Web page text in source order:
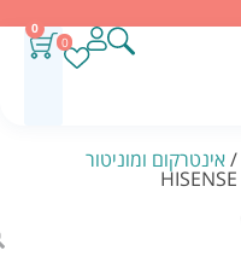
0
0
/אינטרקום ומוניטור